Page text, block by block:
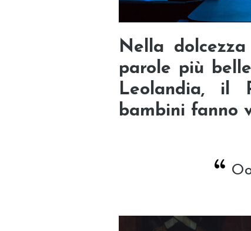
Nella
parole più
Leolandia, il
bambini fanno